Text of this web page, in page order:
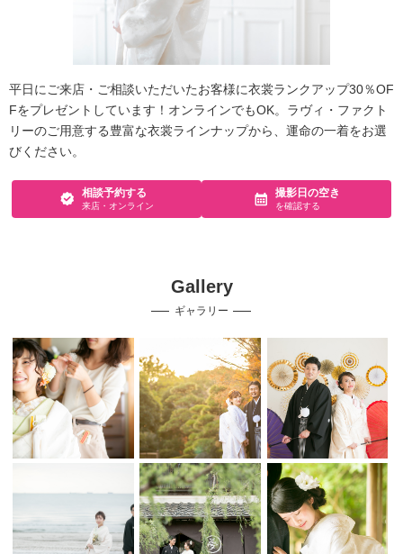
平日にご来店・ご相談いただいたお客様に衣裳ランクアップ30％OF
Fをプレゼントしています！オンラインでもOK。ラヴィ・ファクト
リーのご用意する豊富な衣裳ラインナップから、運命の一着をお選
びください。
相談予約する
来店・オンライン
撮影日の空き
を確認する
Gallery
ギャラリー